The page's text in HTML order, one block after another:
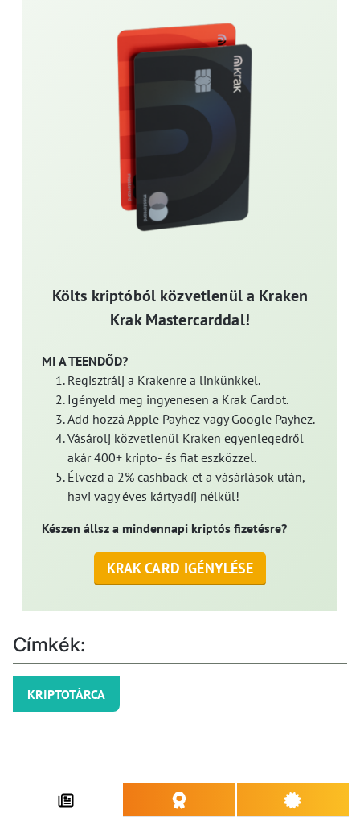
Költs kriptóból közvetlenül a Kraken
Krak Mastercarddal!
MI A TEENDŐD?
Regisztrálj a Krakenre a linkünkkel.
Igényeld meg ingyenesen a Krak Cardot.
Add hozzá Apple Payhez vagy Google Payhez.
Vásárolj közvetlenül Kraken egyenlegedről
akár 400+ kripto- és fiat eszközzel.
Élvezd a 2% cashback-et a vásárlások után,
havi vagy éves kártyadíj nélkül!
Készen állsz a mindennapi kriptós fizetésre?
KRAK CARD IGÉNYLÉSE
Címkék:
KRIPTOTÁRCA